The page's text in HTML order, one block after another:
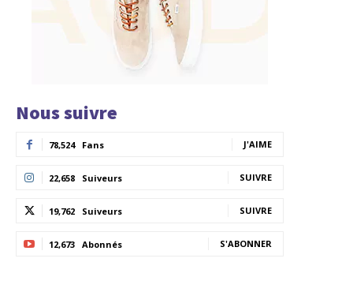
Nous suivre
78,524 Fans J'AIME
22,658 Suiveurs SUIVRE
19,762 Suiveurs SUIVRE
12,673 Abonnés S'ABONNER